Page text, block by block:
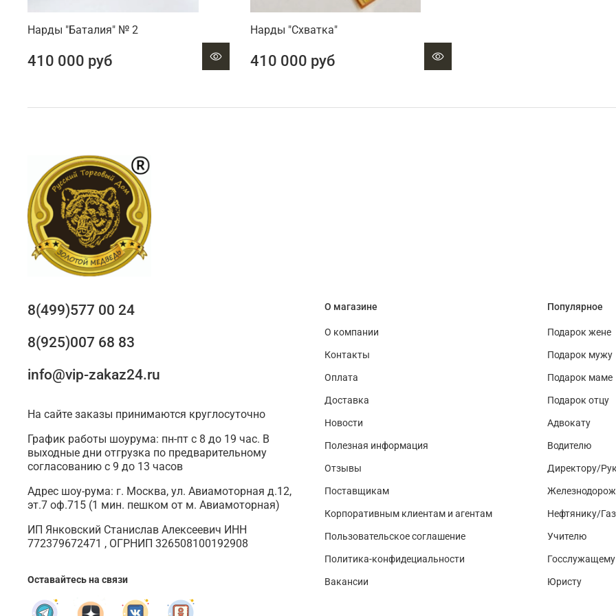
Нарды "Баталия" № 2
410 000 руб
Нарды "Схватка"
410 000 руб
О магазине
О компании
Контакты
Оплата
Доставка
Новости
Полезная информация
Отзывы
Поставщикам
Корпоративным клиентам и агентам
Пользовательское соглашение
Политика-конфидециальности
Вакансии
Популярное
Подарок жене
Подарок мужу
Подарок маме
Подарок отцу
Адвокату
Водителю
Директору/
Нефтянику/
Учителю
Госслужащему
Юристу
8(499)577 00 24
8(925)007 68 83
info@vip-zakaz24.ru
На сайте заказы принимаются круглосуточно
График работы шоурума: пн-пт с 8 до 19 час. В
выходные дни отгрузка по предварительному
согласованию с 9 до 13 часов
Адрес шоу-рума: г. Москва, ул. Авиамоторная д.12,
эт.7 оф.715 (1 мин. пешком от м. Авиамоторная)
ИП Янковский Станислав Алексеевич ИНН
772379672471 , ОГРНИП 326508100192908
Оставайтесь на связи